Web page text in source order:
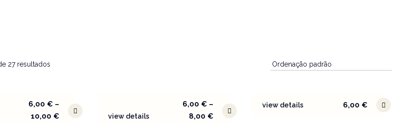
27 resultados
6,00€ –
10,00€ view details
6,00€ –
8,00€
view details 6,00€